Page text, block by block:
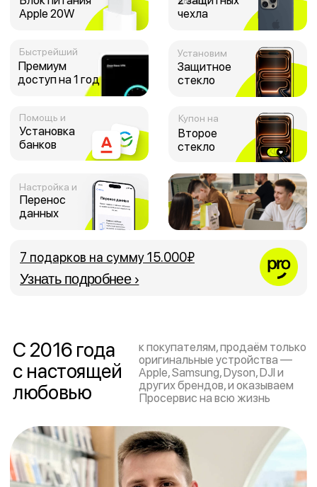
Установка
банков
Второе
стекло
Перенос
данных
7 подарков на сумму 15.000₽
любовью
О нашем
магазине
команде
к покупателям, продаём только
Apple, Samsung, Dyson, DJI и
других брендов, и оказываем
Просервис на всю жизнь
чтобы гаджеты приносили радость
и делали вас счастливее